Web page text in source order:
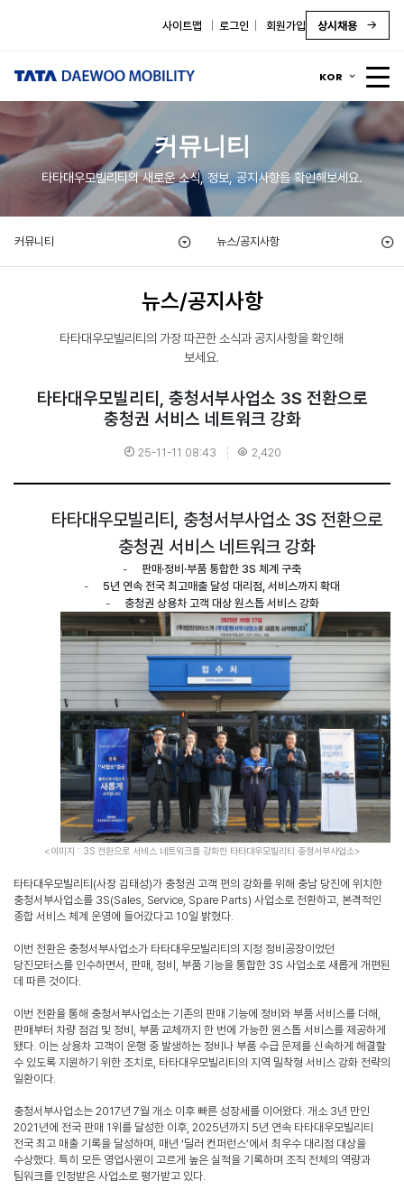
사이트맵 로그인 회원가입 상시채용
KOR
커뮤니티
타타대우모빌리티의 새로운 소식, 정보, 공지사항을 확인해보세요.
커뮤니티 뉴스/공지사항
뉴스/공지사항
타타대우모빌리티의 가장 따끈한 소식과 공지사항을 확인해
보세요.
타타대우모빌리티, 충청서부사업소 3S 전환으로
충청권 서비스 네트워크 강화
25-11-11 08:43 2,420
타타대우모빌리티 , 충청서부사업소 3S전환으로
충청권 서비스 네트워크 강화
- 판매·정비 ·부품 통합한 3S체계 구축
-
5년 연속 전국 최고매출 달성 대리점,서비스까지 확대
-
충청권 상용차 고객 대상 원스톱 서비스 강화
<이미지 : 3S 전환으로 서비스 네트워크를 강화한 타타대우모빌리티 충청서부사업소>
타타대우모빌리티 (사장 김태성)가 충청권 고객 편의 강화를 위해 충남 당진에 위치한
충청서부사업소를 3S(Sales, Service, Spare Parts) 사업소로 전환하고, 본격적인
종합 서비스 체계 운영에 들어갔다고 10일 밝혔다.
이번 전환은 충청서부사업소가 타타대우모빌리티의 지정 정비공장이었던
당진모터스를 인수하면서 , 판매, 정비 , 부품 기능을 통합한 3S 사업소로 새롭게 개편된
데 따른 것이다.
이번 전환을 통해 충청서부사업소는 기존의 판매 기능에 정비와 부품 서비스를 더해 ,
판매부터 차량 점검 및 정비 , 부품 교체까지 한 번에 가능한 원스톱 서비스를 제공하게
됐다. 이는 상용차 고객이 운행 중 발생하는 정비나 부품 수급 문제를 신속하게 해결할
수 있도록 지원하기 위한 조치로, 타타대우모빌리티의 지역 밀착형 서비스 강화 전략의
일환이다.
충청서부사업소는 2017년 7월 개소 이후 빠른 성장세를 이어왔다. 개소 3년 만인
2021 년에 전국 판매 1위를 달성한 이후, 2025년까지 5년 연속 타타대우모빌리티
전국 최고 매출 기록을 달성하며 , 매년 ‘딜러 컨퍼런스’에서 최우수 대리점 대상을
수상했다. 특히 모든 영업사원이 고르게 높은 실적을 기록하며 조직 전체의 역량과
팀워크를 인정받은 사업소로 평가받고 있다.